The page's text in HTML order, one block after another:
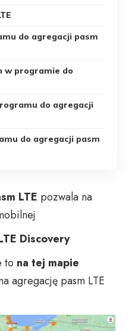
do agregacji pasm
w programie do
do agregacji
do agregacji pasm
LTE pozwala na
Discovery
to na tej mapie
agregację pasm LTE